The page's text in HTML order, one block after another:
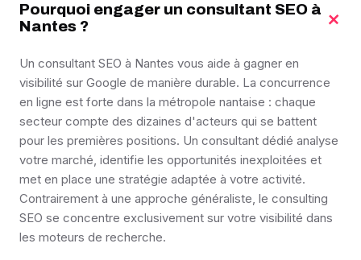
Pourquoi engager un consultant SEO à
Nantes ?
+
Un consultant SEO à Nantes vous aide à gagner en
visibilité sur Google de manière durable. La concurrence
en ligne est forte dans la métropole nantaise : chaque
secteur compte des dizaines d'acteurs qui se battent
pour les premières positions. Un consultant dédié analyse
votre marché, identifie les opportunités inexploitées et
met en place une stratégie adaptée à votre activité.
Contrairement à une approche généraliste, le consulting
SEO se concentre exclusivement sur votre visibilité dans
les moteurs de recherche.